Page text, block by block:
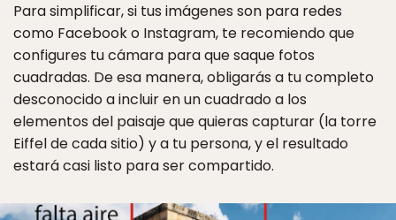
Para simplificar, si tus imágenes son para redes
como Facebook o Instagram, te recomiendo que
configures tu cámara para que saque fotos
cuadradas. De esa manera, obligarás a tu completo
desconocido a incluir en un cuadrado a los
elementos del paisaje que quieras capturar (la torre
Eiffel de cada sitio) y a tu persona, y el resultado
estará casi listo para ser compartido.